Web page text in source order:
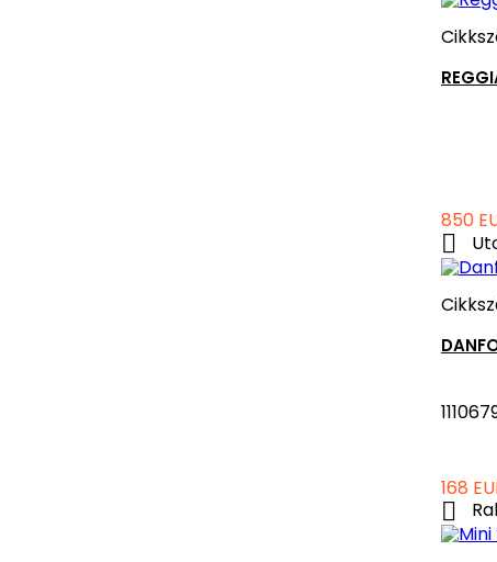
Ár
850

Ár
168
